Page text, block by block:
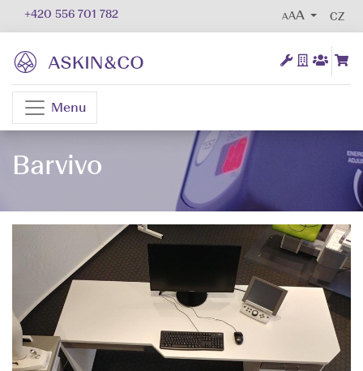
+420 556 701 782 AA CZ
Menu
Barvivo